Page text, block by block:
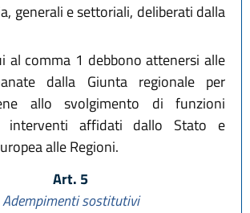
generali e settoriali, deliberati dalla
al comma 1 debbono attenersi alle
dalla Giunta regionale per
allo svolgimento di funzioni
interventi affidati dallo Stato e
alle Regioni.
Art. 5
Adempimenti sostitutivi